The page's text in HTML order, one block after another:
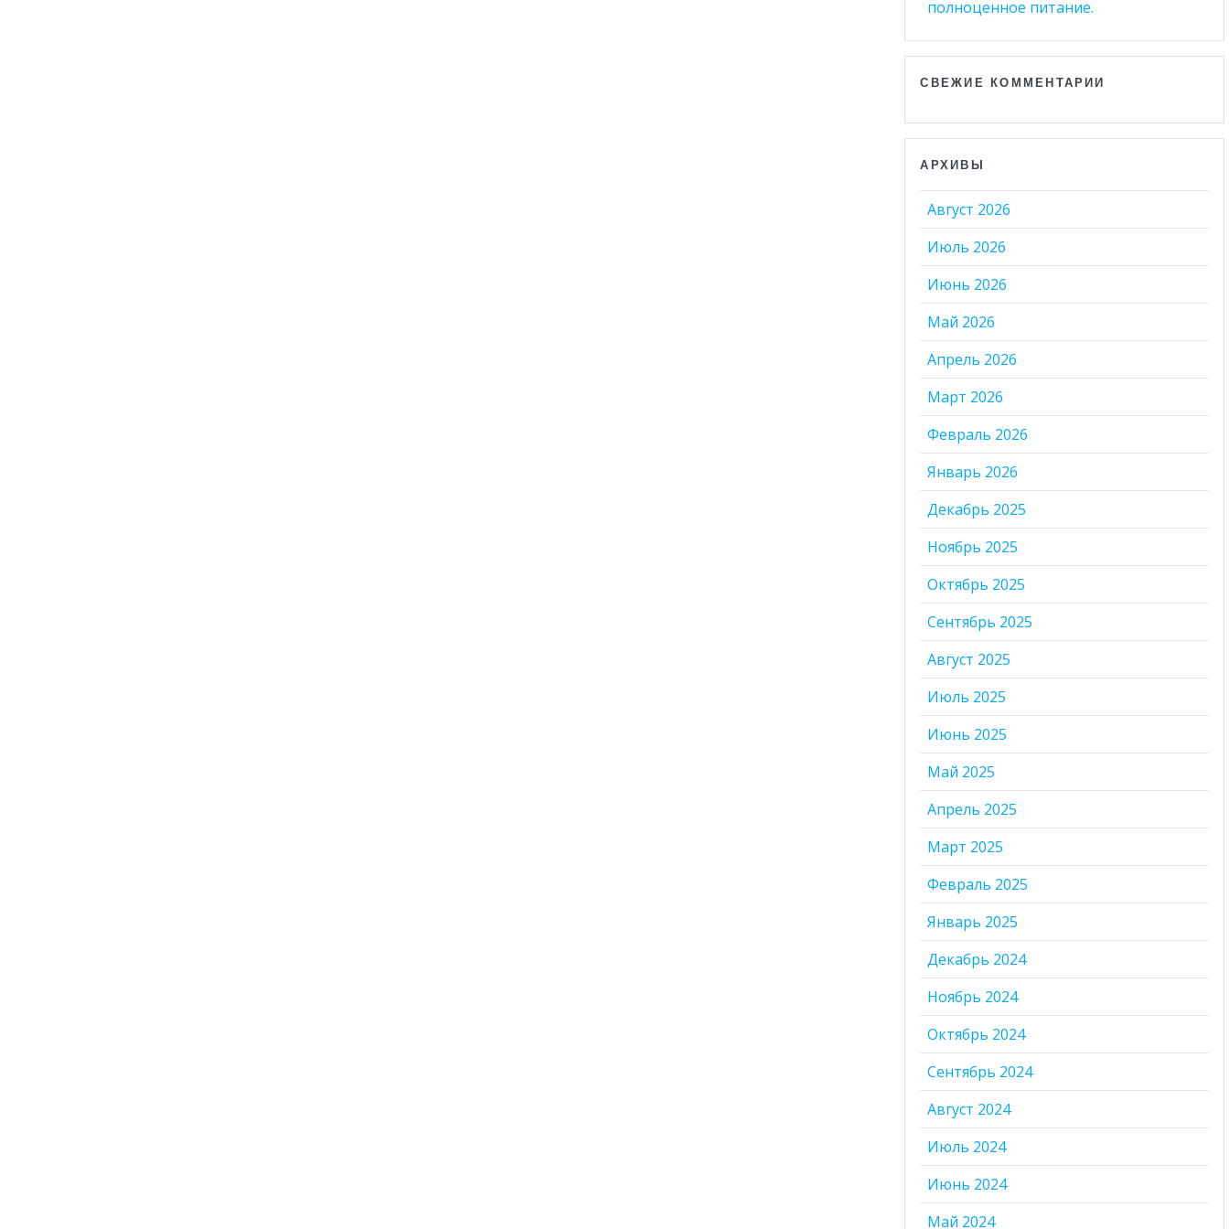
полноценное питание.
СВЕЖИЕ КОММЕНТАРИИ
АРХИВЫ
Август 2026
Июль 2026
Июнь 2026
Май 2026
Апрель 2026
Март 2026
Февраль 2026
Январь 2026
Декабрь 2025
Ноябрь 2025
Октябрь 2025
Сентябрь 2025
Август 2025
Июль 2025
Июнь 2025
Май 2025
Апрель 2025
Март 2025
Февраль 2025
Январь 2025
Декабрь 2024
Ноябрь 2024
Октябрь 2024
Сентябрь 2024
Август 2024
Июль 2024
Июнь 2024
Май 2024